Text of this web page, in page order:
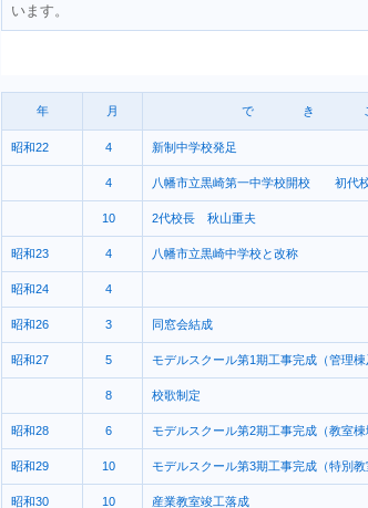
います。
年 月 で き
昭和22 4 新制中学校発足
4 八幡市立黒崎第一中学校開校 初
10 2代校長 秋山重夫
昭和23 4 八幡市立黒崎中学校と改称
昭和24 4
昭和26 3 同窓会結成
昭和27 5 モデルスクール第1期工事完成（管理棟
8 校歌制定
昭和28 6 モデルスクール第2期工事完成（教室棟
昭和29 10 モデルスクール第3期工事完成（特別教
昭和30 10 産業教室竣工落成